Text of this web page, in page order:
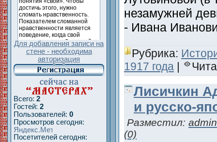
Для добавления записи на
стене - необходима
авторизация
Всего: 2
Гостей: 2
Пользователей: 0
Просмотров сегодня:
Посетителей сегодня:
незамужней
- Ивана
Рубрика:
1917 года |
Лисичкин
и русско-
Разместил: admin
(0)